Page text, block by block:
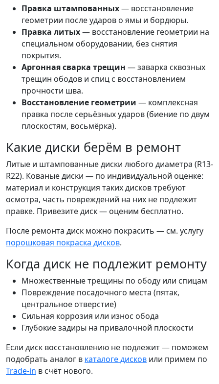
Правка штампованных— восстановление
геометрии после ударов о ямы и бордюры.
Правка литых— восстановление геометрии на
специальном оборудовании, без снятия
покрытия.
Аргонная сварка трещин — заварка сквозных
трещин ободов и спиц с восстановлением
прочности шва.
Восстановление геометрии — комплексная
правка после серьёзных ударов (биение по двум
плоскостям, восьмёрка).
Какие диски берём в ремонт
Литые и штампованные диски любого диаметра (R13-
R22). Кованые диски — по индивидуальной оценке:
материал и конструкция таких дисков требуют
осмотра, часть повреждений на них не подлежит
правке. Привезите диск — оценим бесплатно.
После ремонта диск можно покрасить — см. услугу
порошковая покраска дисков.
Когда диск не подлежит ремонту
Множественные трещины по ободу или спицам
Повреждение посадочного места (пятак,
центральное отверстие)
Сильная коррозия или износ обода
Глубокие задиры на привалочной плоскости
Если диск восстановлению не подлежит — поможем
подобрать аналог в каталоге дисков или примем по
Trade-in в счёт нового.